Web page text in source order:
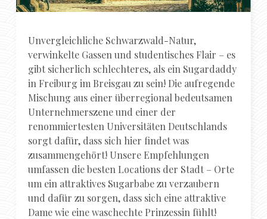
Unvergleichliche Schwarzwald-Natur,
verwinkelte Gassen und studentisches Flair – es
gibt sicherlich schlechteres, als ein Sugardaddy
in Freiburg im Breisgau zu sein! Die aufregende
Mischung aus einer überregional bedeutsamen
Unternehmerszene und einer der
renommiertesten Universitäten Deutschlands
sorgt dafür, dass sich hier findet was
zusammengehört! Unsere Empfehlungen
umfassen die besten Locations der Stadt – Orte
um ein attraktives Sugarbabe zu verzaubern
und dafür zu sorgen, dass sich eine attraktive
Dame wie eine waschechte Prinzessin fühlt!